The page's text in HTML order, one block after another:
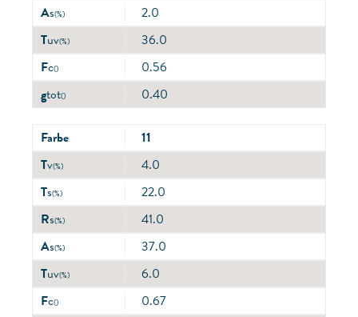
As(%)
2.0
Tuv(%)
36.0
Fc()
0.56
gtot() 0.40
Farbe
11
Tv(%)
4.0
Ts(%)
22.0
Rs(%)
41.0
As(%)
37.0
Tuv(%)
6.0
Fc()
0.67